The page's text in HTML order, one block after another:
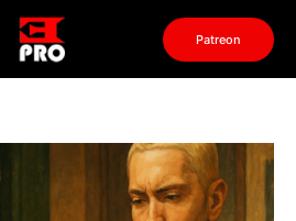
Patreon